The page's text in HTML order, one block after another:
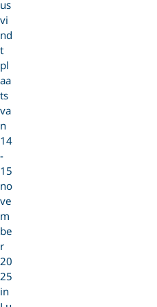
us
vi
nd
t
pl
aa
ts
va
n
14
-
15
no
ve
m
be
r
20
25
in